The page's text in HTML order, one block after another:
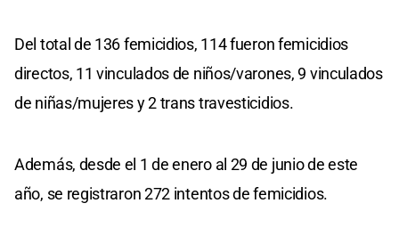
Del total de 136 femicidios, 114 fueron femicidios
directos, 11 vinculados de niños/varones, 9 vinculados
de niñas/mujeres y 2 trans travesticidios.
Además, desde el 1 de enero al 29 de junio de este
año, se registraron 272 intentos de femicidios.